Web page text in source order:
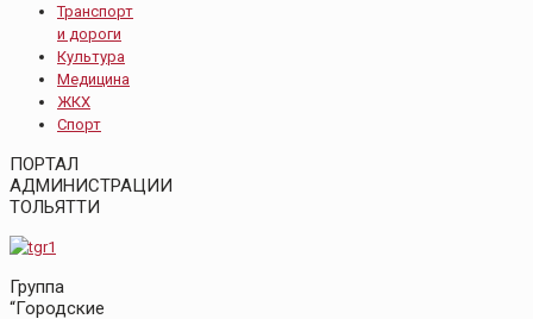
Транспорт
и дороги
Культура
Медицина
ЖКХ
Спорт
ПОРТАЛ
АДМИНИСТРАЦИИ
ТОЛЬЯТТИ
Группа
“Городские